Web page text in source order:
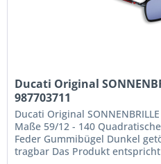
Ducati Original
987703711
Ducati Original SONNENBRILLE
Maße 59/12 - 140
Feder Gummibügel Dunkel
tragbar Das Produkt